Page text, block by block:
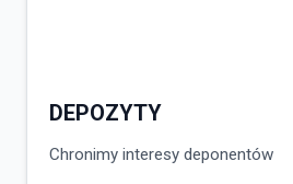
DEPOZYTY
Chronimy interesy deponentów